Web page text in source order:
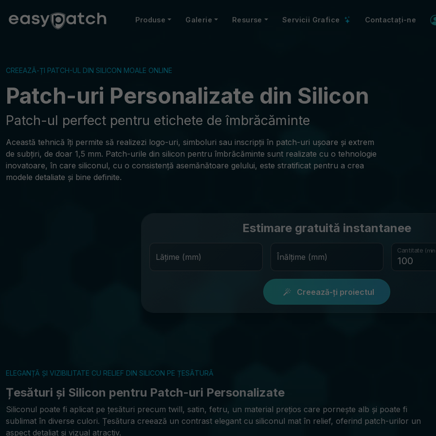
Produse Galerie Resurse Servicii Grafice Contactați-ne
CREEAZĂ-ȚI PATCH-UL DIN SILICON MOALE ONLINE
Patch-uri Personalizate din Silicon
Patch-ul perfect pentru etichete de îmbrăcăminte
Această tehnică îți permite să realizezi logo-uri, simboluri sau inscripții în patch-uri ușoare și extrem
de subțiri, de doar 1,5 mm. Patch-urile din silicon pentru îmbrăcăminte sunt realizate cu o tehnologie
inovatoare, în care siliconul, cu o consistență asemănătoare gelului, este stratificat pentru a crea
modele detaliate și bine definite.
Estimare gratuită instantanee
Lățime (mm) Înălțime (mm)
Cantitate
Creează-ți proiectul
ELEGANȚĂ ȘI VIZIBILITATE CU RELIEF DIN SILICON PE ȚESĂTURĂ
Țesături și Silicon pentru Patch-uri Personalizate
Siliconul poate fi aplicat pe țesături precum twill, satin, fetru, un material prețios care pornește alb și poate fi
sublimat în diverse culori. Țesătura creează un contrast elegant cu siliconul mat în relief, oferind patch-urilor un
aspect detaliat și vizual atractiv.